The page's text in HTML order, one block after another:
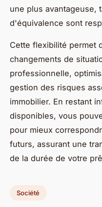
une plus avantageuse,
d'équivalence sont
Cette flexibilité permet
changements de
professionnelle,
gestion des risques
immobilier. En restant
disponibles, vous
pour mieux
futurs, assurant une
de la durée de votre
Société